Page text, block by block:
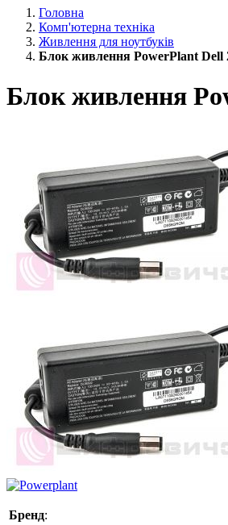
Головна
Комп'ютерна техніка
Живлення для ноутбуків
Блок живлення PowerPlant Dell
Блок живлення
Бренд: